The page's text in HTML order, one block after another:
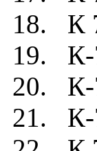
18. К
19. К-
20. К-
21. К-